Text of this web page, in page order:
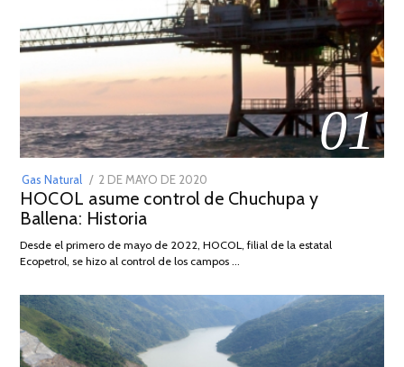
01
Gas Natural
POSTED
ON
2 DE MAYO DE 2020
DE
2026
HOCOL asume control de Chuchupa y
Ballena: Historia
Desde el primero de mayo de 2022, HOCOL, filial de la estatal
Ecopetrol, se hizo al control de los campos …